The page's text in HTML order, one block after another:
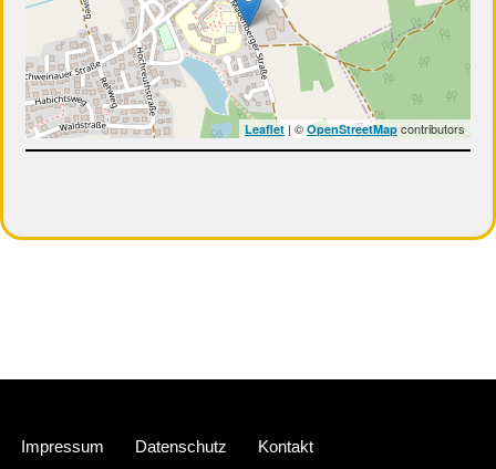
Leaflet | © OpenStreetMapcontributors
Impressum Datenschutz Kontakt